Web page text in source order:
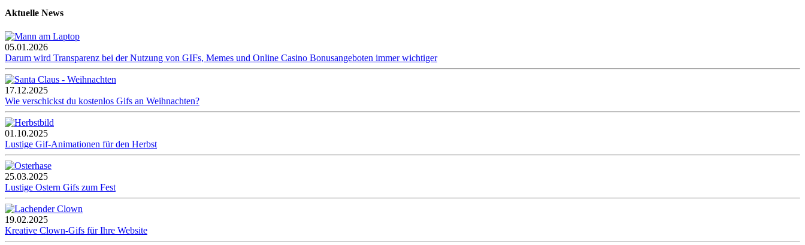
Aktuelle News
05.01.2026
Darum wird Transparenz bei der Nutzung von GIFs, Memes und Online Casino Bonusangeboten immer wichtiger
17.12.2025
Wie verschickst du kostenlos Gifs an Weihnachten?
01.10.2025
Lustige Gif-Animationen für den Herbst
25.03.2025
Lustige Ostern Gifs zum Fest
19.02.2025
Kreative Clown-Gifs für Ihre Website